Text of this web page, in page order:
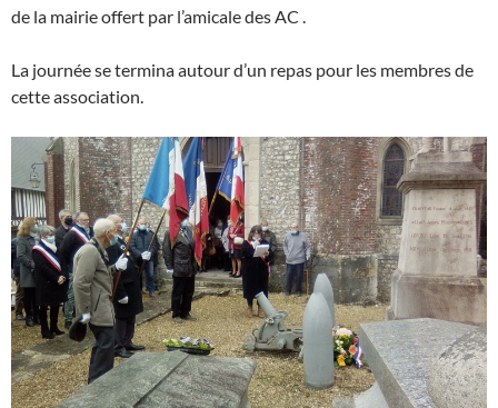
de la mairie offert par l’amicale des AC .
La journée se termina autour d’un repas pour les membres de
cette association.